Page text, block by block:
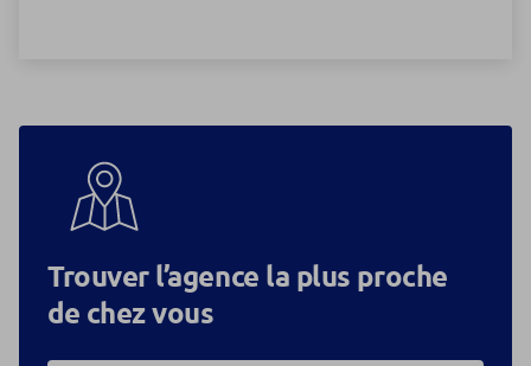
Trouver l’agence la plus proche
de chez vous